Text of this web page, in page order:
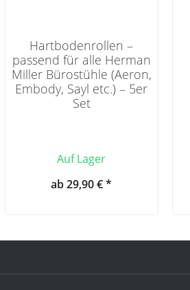
Hartbodenrollen –
passend für alle Herman
Miller Bürostühle (Aeron,
Embody, Sayl etc.) – 5er
Set
Auf Lager
ab 29,90 € *